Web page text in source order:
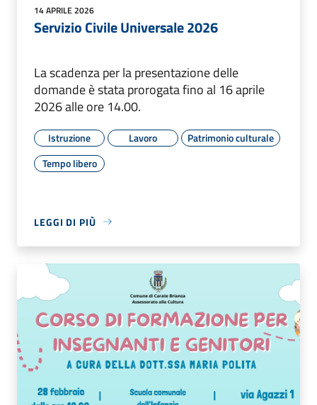
14 APRILE 2026
Servizio Civile Universale 2026
La scadenza per la presentazione delle
domande è stata prorogata fino al 16 aprile
2026 alle ore 14.00.
Istruzione Lavoro
Patrimonio culturale
Tempo libero
LEGGI DI PIÙ